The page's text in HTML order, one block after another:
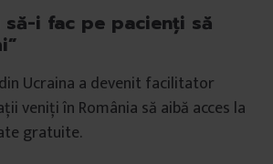
să-i fac pe pacienți să
Ucraina a devenit facilitator
veniți în România să aibă acces la
gratuite.